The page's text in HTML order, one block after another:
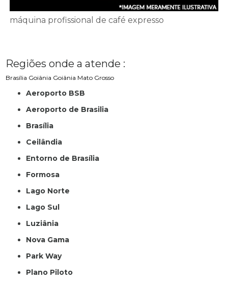
máquina profissional de café expresso
Regiões onde a atende :
Brasília Goiânia Goiânia Mato Grosso
Aeroporto BSB
Aeroporto de Brasilia
Brasília
Ceilândia
Entorno de Brasília
Formosa
Lago Norte
Lago Sul
Luziânia
Nova Gama
Park Way
Plano Piloto